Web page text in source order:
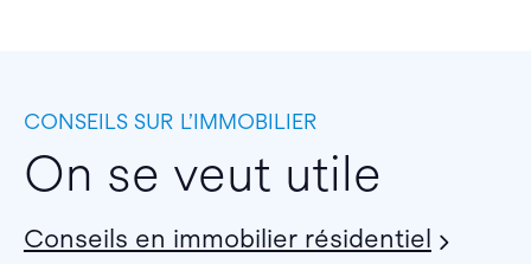
CONSEILS SUR L’IMMOBILIER
On se veut utile
Conseils en immobilier résidentiel